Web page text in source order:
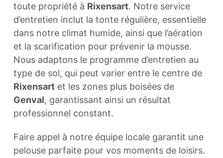
toute propriété à Rixensart. Notre service
d’entretien inclut la tonte régulière, essentielle
dans notre climat humide, ainsi que l’aération
et la scarification pour prévenir la mousse.
Nous adaptons le programme d’entretien au
type de sol, qui peut varier entre le centre de
Rixensartet les zones plus boisées de
Genval, garantissant ainsi un résultat
professionnel constant.
Faire appel à notre équipe locale garantit une
pelouse parfaite pour vos moments de loisirs.